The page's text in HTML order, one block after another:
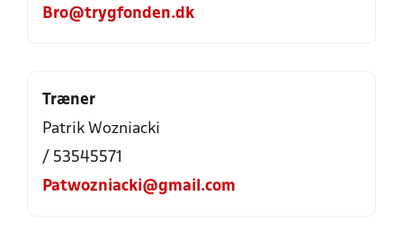
Bro@trygfonden.dk
Træner
Patrik Wozniacki
/ 53545571
Patwozniacki@gmail.com